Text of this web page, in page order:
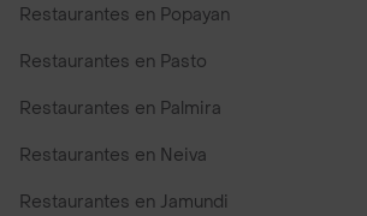
Restaurantes en Popayan
Restaurantes en Pasto
Restaurantes en Palmira
Restaurantes en Neiva
Restaurantes en Jamundi